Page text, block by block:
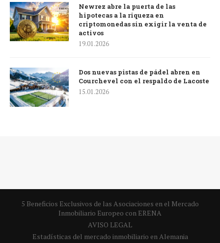
Newrez abre la puerta de las
hipotecas a la riqueza en
criptomonedas sin exigir la venta de
activos
19.01.2026
Dos nuevas pistas de pádel abren en
Courchevel con el respaldo de Lacoste
15.01.2026
5 Beneficios Exclusivos de las Asociaciones en el Mercado
Inmobiliario Europeo con ERENA
AVISO LEGAL
Estadísticas del mercado inmobiliario en Alemania